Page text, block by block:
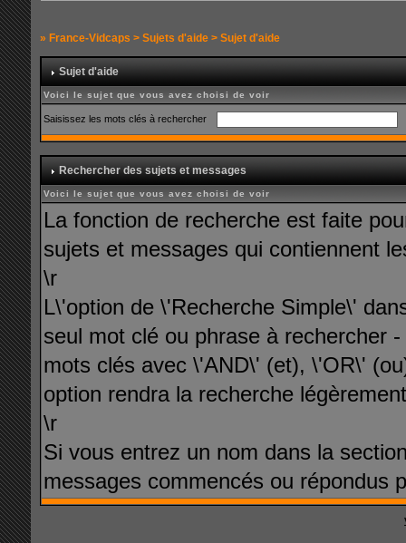
» France-Vidcaps >Sujets d'aide > Sujet d'aide
Sujet d'aide
Voici le sujet que vous avez choisi de voir
Saisissez les mots clés à rechercher
Rechercher des sujets et messages
Voici le sujet que vous avez choisi de voir
La fonction de recherche est faite
sujets et messages qui contiennent
\r
L\'option de \'Recherche Simple\'
seul mot clé ou phrase à rechercher
mots clés avec \'AND\' (et), \'OR\'
option rendra la recherche
\r
Si vous entrez un nom dans la
messages commencés ou répondus